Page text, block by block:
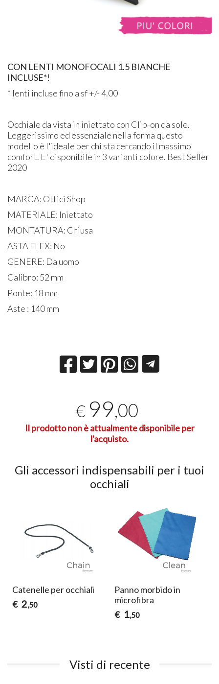
CON LENTI MONOFOCALI 1.5 BIANCHE
INCLUSE*!
* lenti incluse fino a sf +/- 4.00
Occhiale da vista in iniettato con Clip-on da sole.
Leggerissimo ed essenziale nella forma questo
modello è l'ideale per chi sta cercando il massimo
comfort. E' disponibile in 3 varianti colore. Best Seller
2020
MARCA: Ottici Shop
MATERIALE: Iniettato
MONTATURA: Chiusa
ASTA FLEX: No
GENERE: Da uomo
Calibro: 52 mm
Ponte: 18 mm
Aste : 140 mm
€ 99,00
Il prodotto non è attualmente disponibile per
l'acquisto.
Gli accessori indispensabili per i tuoi
occhiali
Catenelle per occhiali
€ 2,50
Panno morbido in
microfibra
€ 1,50
Visti di recente